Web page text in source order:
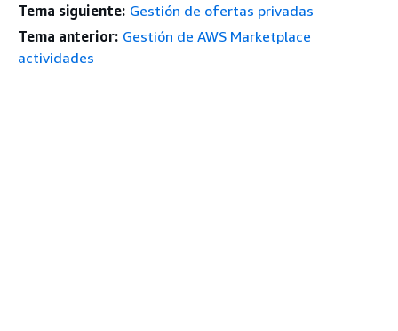
Tema siguiente: Gestión de ofertas privadas
Tema anterior: Gestión de AWS Marketplace
actividades